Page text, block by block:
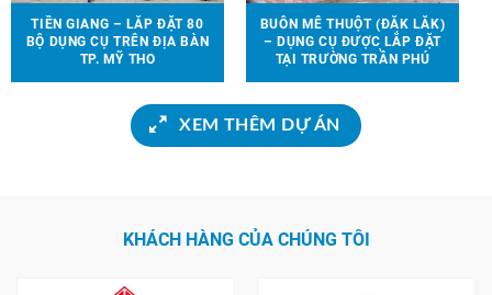
TIỀN GIANG – LẮP ĐẶT 80
BỘ DỤNG CỤ TRÊN ĐỊA BÀN
TP. MỸ THO
BUÔN MÊ THUỘT (ĐẮK LẮK)
– DỤNG CỤ ĐƯỢC LẮP ĐẶT
TẠI TRƯỜNG TRẦN PHÚ
XEM THÊM DỰ ÁN
KHÁCH HÀNG CỦA CHÚNG TÔI